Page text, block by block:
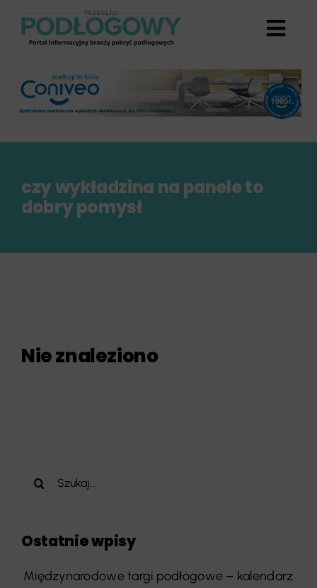
czy wykładzina na panele to
dobry pomysł
Nie znaleziono
Szukaj
Ostatnie wpisy
Międzynarodowe targi podłogowe – kalendarz